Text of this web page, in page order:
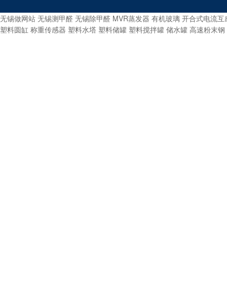
无锡做网站 无锡测甲醛 无锡除甲醛 MVR蒸发器 有机玻璃 开合式电流互
塑料圆缸 称重传感器 塑料水塔 塑料储罐 塑料搅拌罐 储水罐 高速粉末钢